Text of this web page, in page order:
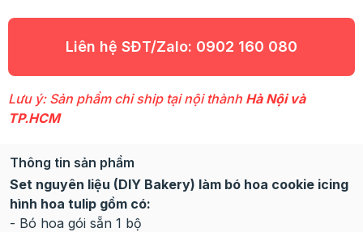
Liên hệ SĐT/Zalo: 0902 160 080
Lưu ý: Sản phẩm chỉ ship tại nội thành Hà Nội và
TP.HCM
Thông tin sản phẩm
Set nguyên liệu (DIY Bakery) làm bó hoa cookie icing
hình hoa tulip gồm có:
- Bó hoa gói sẵn 1 bộ